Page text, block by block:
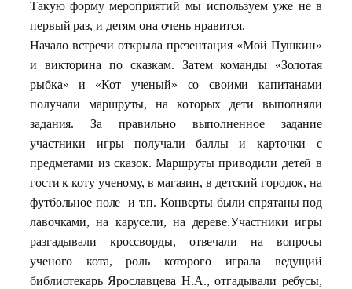
Такую форму мероприятий мы используем уже не в
первый раз, и детям она очень нравится.
Начало встречи открыла презентация «Мой Пушкин»
и викторина по сказкам. Затем команды «Золотая
рыбка» и «Кот ученый» со своими капитанами
получали маршруты, на которых дети выполняли
задания. За правильно выполненное задание
участники игры получали баллы и карточки с
предметами из сказок.Маршруты приводили детей в
гости к коту ученому, в магазин, в детский городок, на
футбольное поле и т.п. Конверты были спрятаны под
лавочками, на карусели, на дереве.Участники игры
разгадывали кроссворды, отвечали на вопросы
ученого кота, роль которого играла ведущий
библиотекарь Ярославцева Н.А., отгадывали ребусы,